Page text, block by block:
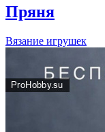
Пряня
Вязание игрушек